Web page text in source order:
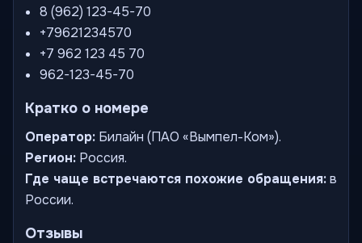
8 (962) 123-45-70
+79621234570
+7 962 123 45 70
962-123-45-70
Кратко о номере
Оператор: Билайн (ПАО «Вымпел-Ком»).
Регион: Россия.
Где чаще встречаются похожие обращения:в
России.
Отзывы